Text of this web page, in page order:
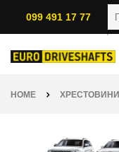
099 491 17 77
HOME ХРЕСТОВИНИ